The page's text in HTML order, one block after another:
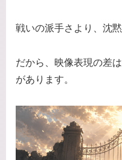
戦いの派手さより、沈
だから、映像表現の差
があります。